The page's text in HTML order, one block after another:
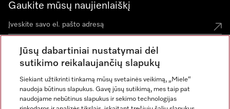
Gaukite mūsų naujienlaiškį
Jūsų dabartiniai nustatymai dėl
sutikimo reikalaujančių slapukų
Siekiant užtikrinti tinkamą mūsų svetainės veikimą, „Miele“
naudoja būtinus slapukus. Gavę jūsų sutikimą, mes taip pat
naudojame nebūtinus slapukus ir sekimo technologijas